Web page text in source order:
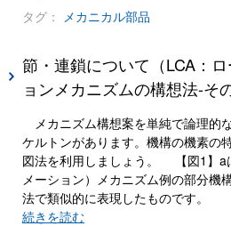
タグ： メカニカル部品
節・連鎖について（LCA：
ョンメカニズムの構想法-そ
メカニズム構想案を単純で論理的
ケルトンがあります。機構の機素の
図法を利用しましょう。 【図1】a
メーション）メカニズム例の部分機
法で類似的に表現したものです。
続きを読む